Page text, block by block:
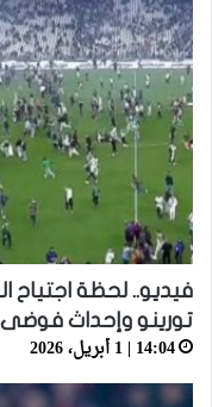
فيديو.. لحظة اجتياح
تورينو وإحداث فوضى
14:04 | 1 أبريل، 2026